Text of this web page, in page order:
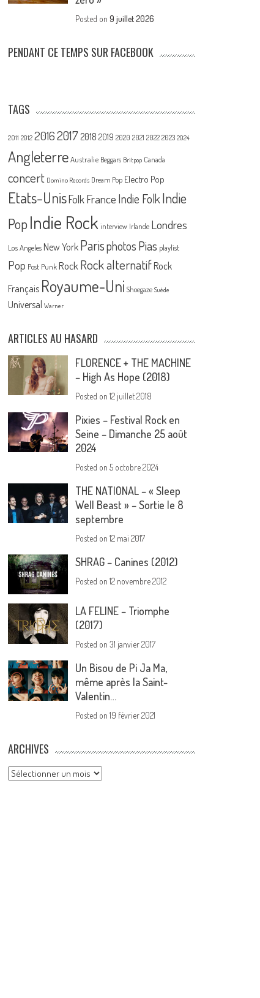
Posted on9 juillet 2026
PENDANT CE TEMPS SUR FACEBOOK
TAGS
2011 2012 20162017 2018 2019 2020 2021 2022 2023 2024
Angleterre Australie Beggars Britpop Canada
concert Domino Records Dream Pop Electro Pop
Etats-UnisFolk France Indie FolkIndie
PopIndie Rock interview Irlande Londres
Los Angeles New York Parisphotos Pias playlist
Pop Post Punk Rock Rock alternatif Rock
Français Royaume-Uni Shoegaze Suède
Universal Warner
ARTICLES AU HASARD
FLORENCE + THE MACHINE
– High As Hope (2018)
Posted on12 juillet 2018
Pixies – Festival Rock en
Seine – Dimanche 25 août
2024
Posted on5 octobre 2024
THE NATIONAL – « Sleep
Well Beast » – Sortie le 8
septembre
Posted on12 mai 2017
SHRAG – Canines (2012)
Posted on12 novembre 2012
LA FELINE – Triomphe
(2017)
Posted on31 janvier 2017
Un Bisou de Pi Ja Ma,
même après la Saint-
Valentin…
Posted on19 février 2021
ARCHIVES
Archives